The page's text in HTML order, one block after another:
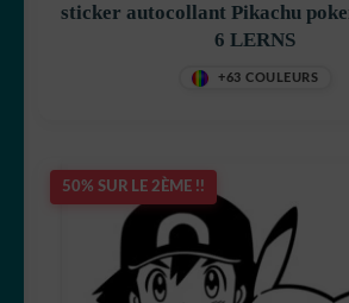
Pikachu
sticker autocollant Pikachu
6 LERNS
+63 COULEURS
50% SUR LE 2ÈME !!